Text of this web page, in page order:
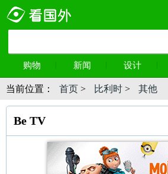
购物 新闻 设计
当前位置： 首页 > 比利时 > 其他
Be TV